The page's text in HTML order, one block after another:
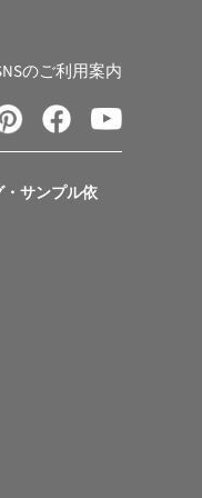
のご利用案内
サンプル依